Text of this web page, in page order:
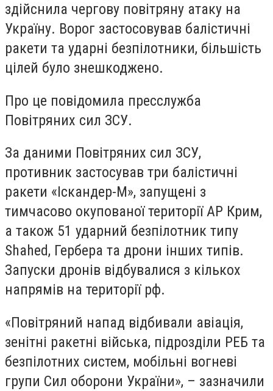
здійснила чергову повітряну атаку на
Україну. Ворог застосовував балістичні
ракети та ударні безпілотники, більшість
цілей було знешкоджено.
Про це повідомила пресслужба
Повітряних сил ЗСУ.
За даними Повітряних сил ЗСУ,
противник застосував три балістичні
ракети «Іскандер-М», запущені з
тимчасово окупованої території АР Крим,
а також 51 ударний безпілотник типу
Shahed, Гербера та дрони інших типів.
Запуски дронів відбувалися з кількох
напрямів на території рф.
«Повітряний напад відбивали авіація,
зенітні ракетні війська, підрозділи РЕБ та
безпілотних систем, мобільні вогневі
групи Сил оборони України», – зазначили